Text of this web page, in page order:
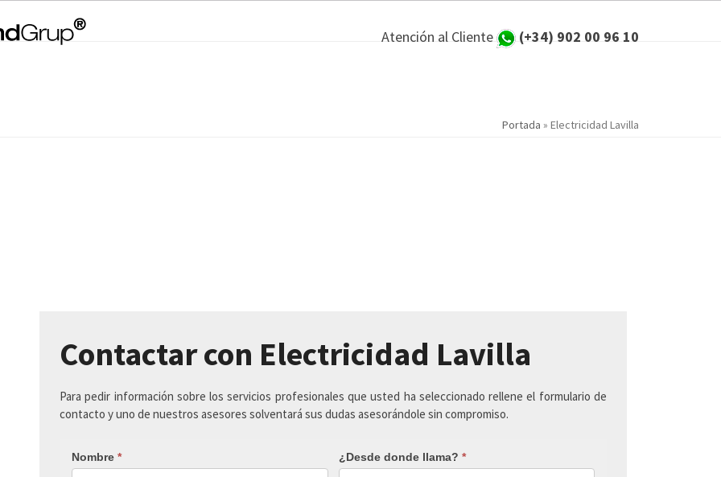
Atención al Cliente (+34) 902 00 96 10
Portada » Electricidad Lavilla
Contactar con Electricidad Lavilla
Para pedir información sobre los servicios profesionales que usted ha seleccionado rellene el formulario de
contacto y uno de nuestros asesores solventará sus dudas asesorándole sin compromiso.
Nombre * ¿Desde donde llama? *